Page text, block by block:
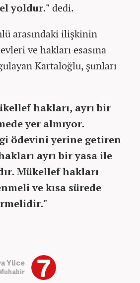
yoldur." dedi.
arasındaki ilişkinin
ve hakları esasına
Kartaloğlu, şunları
hakları, ayrı bir
yer almıyor.
ödevini yerine getiren
ayrı bir yasa ile
Mükellef hakları
ve kısa sürede
Yüce